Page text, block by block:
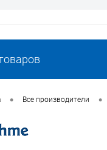
• Все производители •